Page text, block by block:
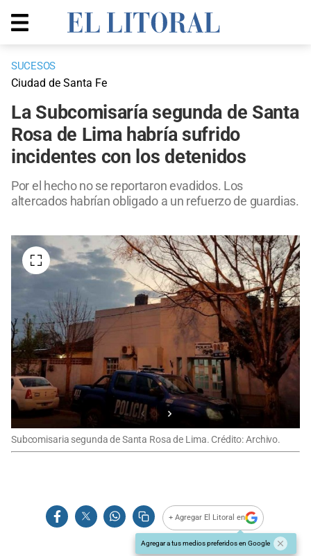
SUCESOS
Ciudad de Santa Fe
La Subcomisaría segunda de Santa
Rosa de Lima habría sufrido
incidentes con los detenidos
Por el hecho no se reportaron evadidos. Los
altercados habrían obligado a un refuerzo de guardias.
Subcomisaria segunda de Santa Rosa de Lima. Crédito: Archivo.
+ Agregar El Litoral en
Agregar a tus medios preferidos en Google